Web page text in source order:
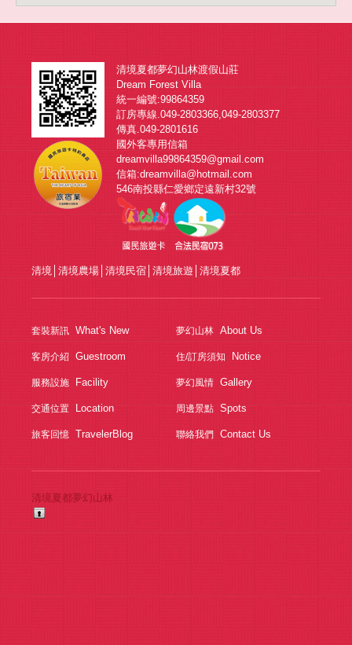
清境夏都夢幻山林渡假山莊
Dream Forest Villa
統一編號:99864359
訂房專線.049-2803366,049-2803377
傳真.049-2801616
國外客專用信箱
dreamvilla99864359@gmail.com
信箱:dreamvilla@hotmail.com
546南投縣仁愛鄉定遠新村32號
清境 清境農場 清境民宿 清境旅遊 清境夏都
套裝新訊 What's New 夢幻山林 About Us
客房介紹 Guestroom 住/訂房須知 Notice
服務設施 Facility 夢幻風情 Gallery
交通位置 Location 周邊景點 Spots
旅客回憶 TravelerBlog 聯絡我們 Contact Us
清境夏都夢幻山林